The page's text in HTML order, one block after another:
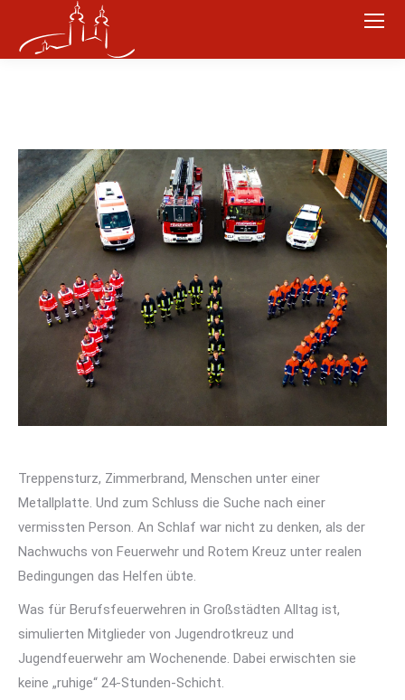
Treppensturz, Zimmerbrand, Menschen unter einer
Metallplatte. Und zum Schluss die Suche nach einer
vermissten Person. An Schlaf war nicht zu denken, als der
Nachwuchs von Feuerwehr und Rotem Kreuz unter realen
Bedingungen das Helfen übte.
Was für Berufsfeuerwehren in Großstädten Alltag ist,
simulierten Mitglieder von Jugendrotkreuz und
Jugendfeuerwehr am Wochenende. Dabei erwischten sie
keine „ruhige“ 24-Stunden-Schicht.